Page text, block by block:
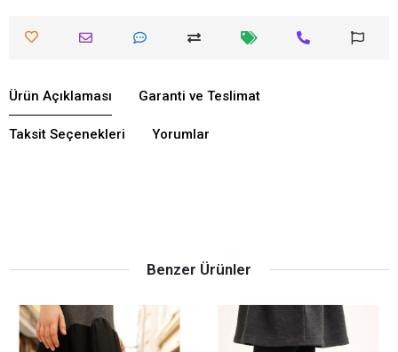
Ürün Açıklaması Garanti ve Teslimat
Taksit Seçenekleri Yorumlar
Benzer Ürünler